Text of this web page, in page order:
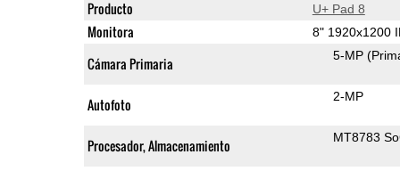
Producto U+ Pad 8
Monitora 8" 1920x1200
Cámara Primaria 5-MP
Autofoto 2-MP
Procesador, Almacenamiento MT8783